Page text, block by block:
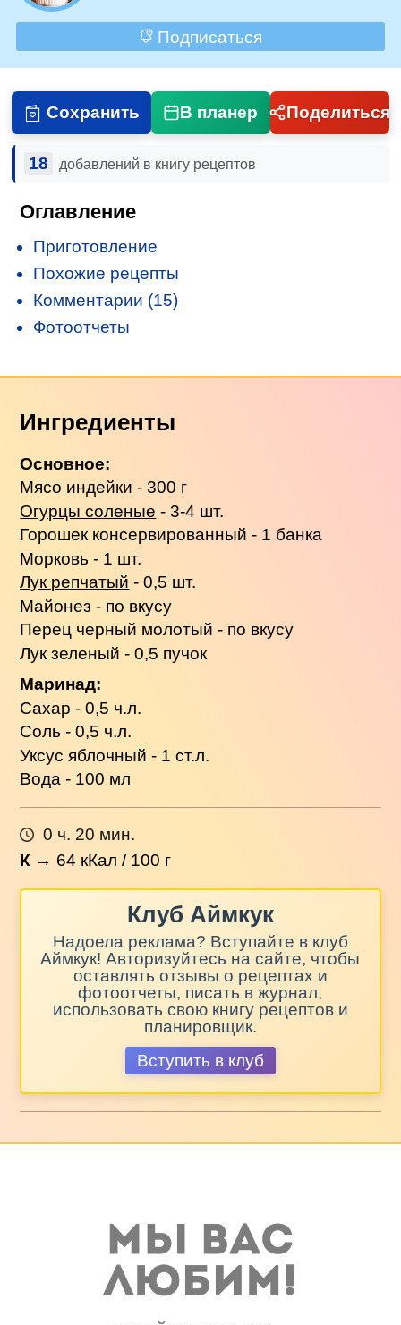
Подписаться
Сохранить В планер Поделиться
18 добавлений в книгу рецептов
Оглавление
Приготовление
Похожие рецепты
Комментарии (15)
Фотоотчеты
Ингредиенты
Основное:
Мясо индейки - 300 г
Огурцы соленые - 3-4 шт.
Горошек консервированный - 1 банка
Морковь - 1 шт.
Лук репчатый - 0,5 шт.
Майонез - по вкусу
Перец черный молотый - по вкусу
Лук зеленый - 0,5 пучок
Маринад:
Сахар - 0,5 ч.л.
Соль - 0,5 ч.л.
Уксус яблочный - 1 ст.л.
Вода - 100 мл
0 ч. 20 мин.
К → 64 кКал / 100 г
Клуб Аймкук
Надоела реклама? Вступайте в клуб
Аймкук! Авторизуйтесь на сайте, чтобы
оставлять отзывы о рецептах и
фотоотчеты, писать в журнал,
использовать свою книгу рецептов и
планировщик.
Вступить в клуб